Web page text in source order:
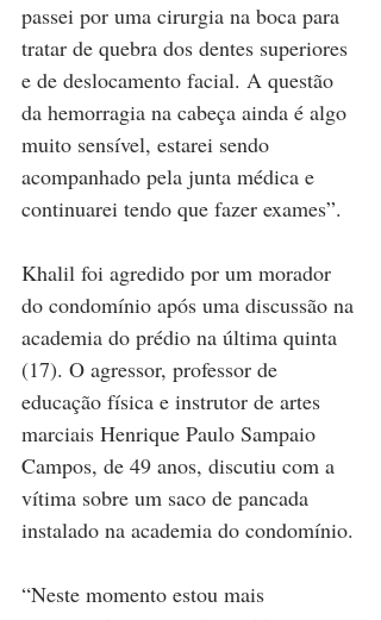
passei por uma cirurgia na boca para
tratar de quebra dos dentes superiores
e de deslocamento facial. A questão
da hemorragia na cabeça ainda é algo
muito sensível, estarei sendo
acompanhado pela junta médica e
continuarei tendo que fazer exames”.
Khalil foi agredido por um morador
do condomínio após uma discussão na
academia do prédio na última quinta
(17). O agressor, professor de
educação física e instrutor de artes
marciais Henrique Paulo Sampaio
Campos, de 49 anos, discutiu com a
vítima sobre um saco de pancada
instalado na academia do condomínio.
“Neste momento estou mais